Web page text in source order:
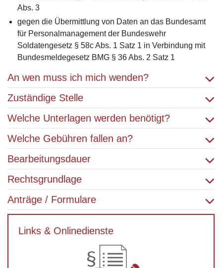
Abs. 3
gegen die Übermittlung von Daten an das Bundesamt
für Personalmanagement der Bundeswehr
Soldatengesetz § 58c Abs. 1 Satz 1 in Verbindung mit
Bundesmeldegesetz BMG § 36 Abs. 2 Satz 1
An wen muss ich mich wenden?
Zuständige Stelle
Welche Unterlagen werden benötigt?
Welche Gebühren fallen an?
Bearbeitungsdauer
Rechtsgrundlage
Anträge / Formulare
Links & Onlinedienste